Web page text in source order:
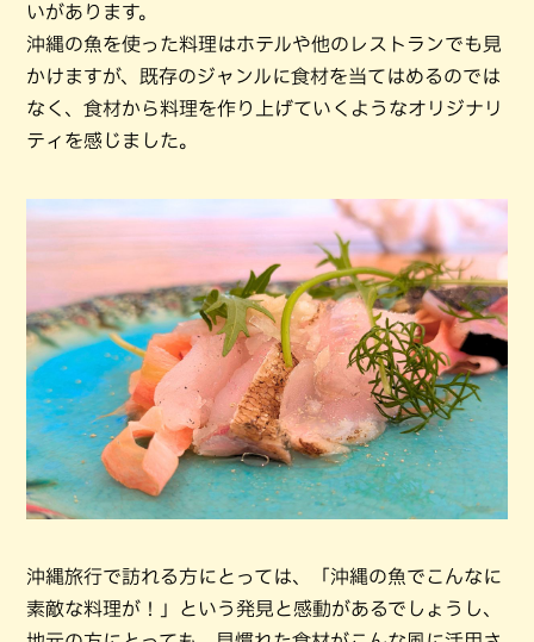
いがあります。
沖縄の魚を使った料理はホテルや他のレストランでも見
かけますが、既存のジャンルに食材を当てはめるのでは
なく、食材から料理を作り上げていくようなオリジナリ
ティを感じました。
沖縄旅行で訪れる方にとっては、「沖縄の魚でこんなに
素敵な料理が！」という発見と感動があるでしょうし、